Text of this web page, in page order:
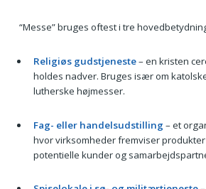
“Messe” bruges oftest i tre
Religiøs gudstjeneste– en kristen
holdes nadver. Bruges især om
lutherske højmesser.
Fag- eller handelsudstilling – et
hvor virksomheder fremviser
potentielle kunder og